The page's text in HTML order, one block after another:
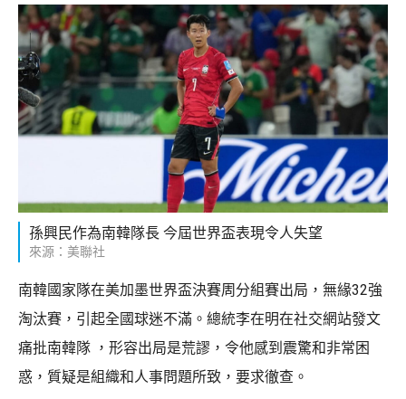
孫興民作為南韓隊長 今屆世界盃表現令人失望
來源：美聯社
南韓國家隊在美加墨世界盃決賽周分組賽出局，無緣32強
淘汰賽，引起全國球迷不滿。總統李在明在社交網站發文
痛批南韓隊 ，形容出局是荒謬，令他感到震驚和非常困
惑，質疑是組織和人事問題所致，要求徹查。